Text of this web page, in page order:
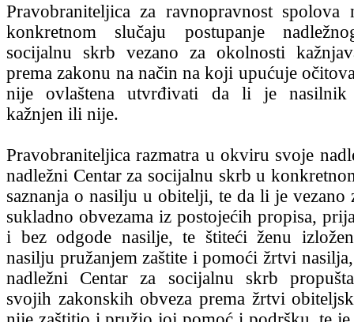
Pravobraniteljica za ravnopravnost spolova
konkretnom slučaju postupanje
socijalnu skrb vezano za okolnosti
prema zakonu na način na koji upućuje
nije ovlaštena utvrđivati da li je nasilnik
kažnjen ili nije.
Pravobraniteljica razmatra u okviru svoje
nadležni Centar za socijalnu skrb u
saznanja o nasilju u obitelji, te da li je vezano
sukladno obvezama iz postojećih propisa,
i bez odgode nasilje, te štiteći ženu
nasilju pružanjem zaštite i pomoći žrtvi
nadležni Centar za socijalnu skrb
svojih zakonskih obveza prema žrtvi